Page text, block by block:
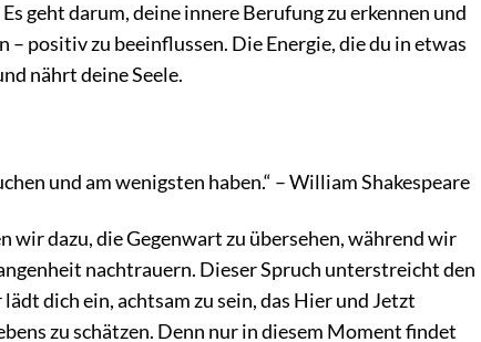
geht darum, deine innere Berufung zu erkennen und
– positiv zu beeinflussen. Die Energie, die du in etwas
nährt deine Seele.
und am wenigsten haben.“ – William Shakespeare
wir dazu, die Gegenwart zu übersehen, während wir
nachtrauern. Dieser Spruch unterstreicht den
dich ein, achtsam zu sein, das Hier und Jetzt
zu schätzen. Denn nur in diesem Moment findet